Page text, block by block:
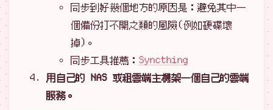
同步到好幾個地方的原因是：避免其中一
個備份打不開之類的風險(例如硬碟壞
掉)。
同步工具推薦： Syncthing
用自己的 NAS 或租雲端主機架一個自己的雲端
服務。